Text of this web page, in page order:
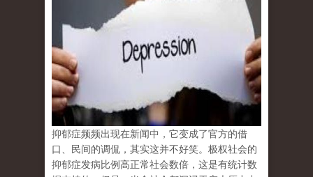
抑郁症频频出现在新闻中，它变成了官方的借
口、民间的调侃，其实这并不好笑。极权社会的
抑郁症发病比例高正常社会数倍，这是有统计数